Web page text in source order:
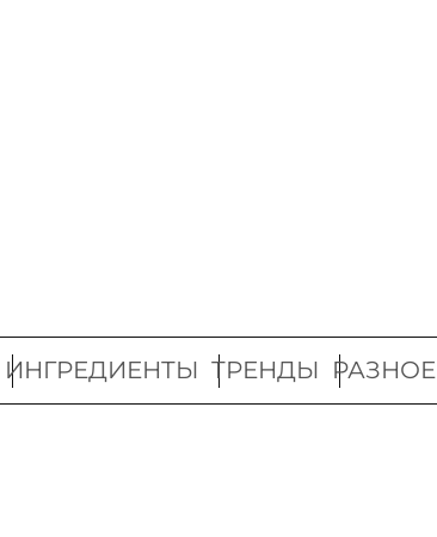
ИНГРЕДИЕНТЫ ТРЕНДЫ РАЗНОЕ